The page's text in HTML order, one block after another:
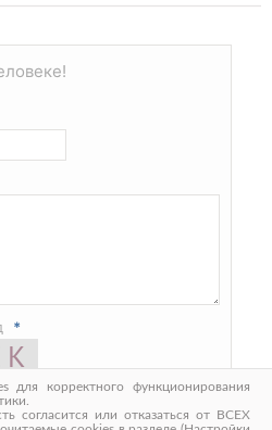
*
корректного функционирования
согласится или отказаться от ВСЕХ